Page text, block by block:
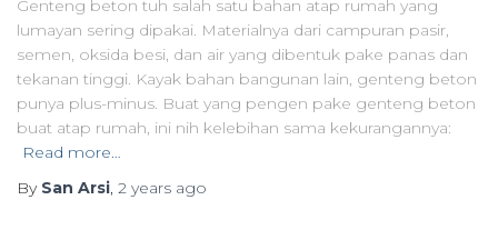
Genteng beton tuh salah satu bahan atap rumah yang
lumayan sering dipakai. Materialnya dari campuran pasir,
semen, oksida besi, dan air yang dibentuk pake panas dan
tekanan tinggi. Kayak bahan bangunan lain, genteng beton
punya plus-minus. Buat yang pengen pake genteng beton
buat atap rumah, ini nih kelebihan sama kekurangannya:
Read more…
By San Arsi, 2 years ago